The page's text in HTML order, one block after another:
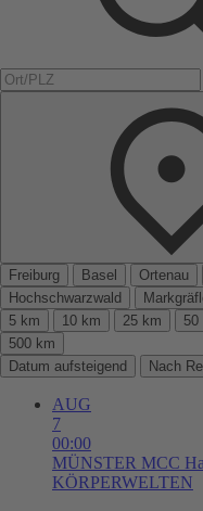
Freiburg
Basel Ortenau
Hochschwarzwald
5 km
10 km 25 km 50
500 km
Datum aufsteigend
Nach
AUG
7
00:00
MÜNSTER MCC
KÖRPERWELTEN